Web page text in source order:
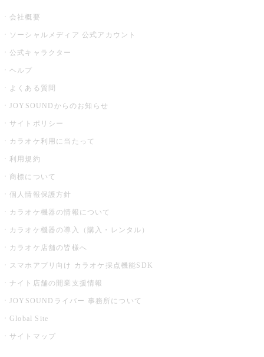
会社概要
ソーシャルメディア 公式アカウント
公式キャラクター
ヘルプ
よくある質問
JOYSOUNDからのお知らせ
サイトポリシー
カラオケ利用に当たって
利用規約
商標について
個人情報保護方針
カラオケ機器の情報について
カラオケ機器の導入（購入・レンタル）
カラオケ店舗の皆様へ
スマホアプリ向け カラオケ採点機能SDK
ナイト店舗の開業支援情報
JOYSOUNDライバー 事務所について
Global Site
サイトマップ